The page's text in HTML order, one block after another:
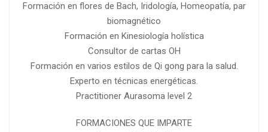
Formación en flores de Bach, Iridología, Homeopatía, par
biomagnético
Formación en Kinesiología holística
Consultor de cartas OH
Formación en varios estilos de Qi gong para la salud.
Experto en técnicas energéticas.
Practitioner Aurasoma level 2
FORMACIONES QUE IMPARTE